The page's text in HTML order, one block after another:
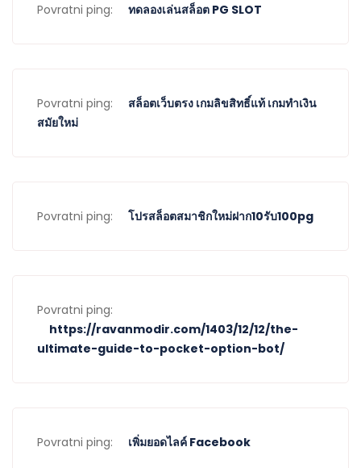
Povratni ping: ทดลองเล่นสล็อต PG SLOT
Povratni ping:
สล็อตเว็บตรง เกมลิขสิทธิ์แท้ เกมทำเงิน
สมัยใหม่
Povratni ping: โปรสล็อตสมาชิกใหม่ฝาก10รับ100pg
Povratni ping:
https://ravanmodir.com/1403/12/12/the-
ultimate-guide-to-pocket-option-bot/
Povratni ping: เพิ่มยอดไลค์ Facebook